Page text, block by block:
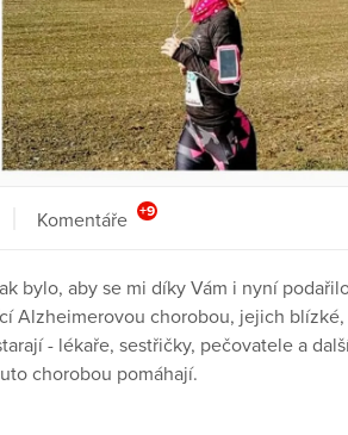
Komentáře +9
bylo, aby se mi díky Vám i nyní
Alzheimerovou chorobou, jejich blízké,
- lékaře, sestřičky, pečovatele a
chorobou pomáhají.